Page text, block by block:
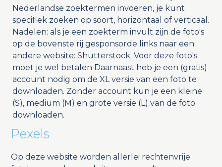
Nederlandse zoektermen invoeren, je kunt
specifiek zoeken op soort, horizontaal of verticaal.
Nadelen: als je een zoekterm invult zijn de foto's
op de bovenste rij gesponsorde links naar een
andere website: Shutterstock. Voor deze foto's
moet je wel betalen Daarnaast heb je een (gratis)
account nodig om de XL versie van een foto te
downloaden. Zonder account kun je een kleine
(S), medium (M) en grote versie (L) van de foto
downloaden.
Pexels
Op deze website worden allerlei rechtenvrije